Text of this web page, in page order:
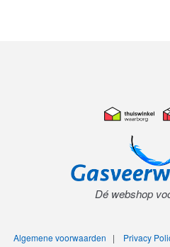
Dé webshop
Algemene voorwaarden | Privacy